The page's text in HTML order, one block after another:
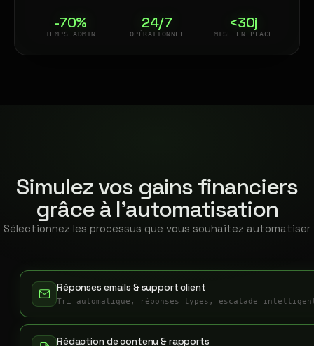
-70%
TEMPS ADMIN
24/7
OPÉRATIONNEL
<30j
MISE EN PLACE
Simulez vos gains financiers
grâce à l'automatisation
Sélectionnez les processus que vous souhaitez automatiser
Réponses emails & support client
Tri automatique, réponses types, escalade
Rédaction de contenu & rapports